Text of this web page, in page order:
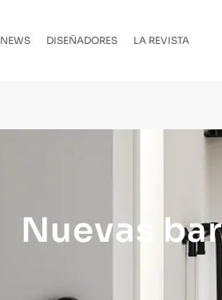
NEWS DISEÑADORES LA REVISTA
Nuevas